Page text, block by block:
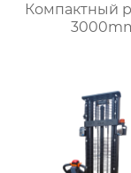
Компактный